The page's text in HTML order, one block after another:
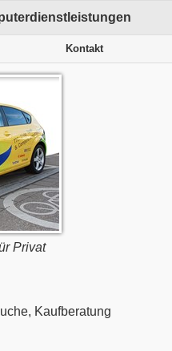
Kontakt
Privat
Kaufberatung